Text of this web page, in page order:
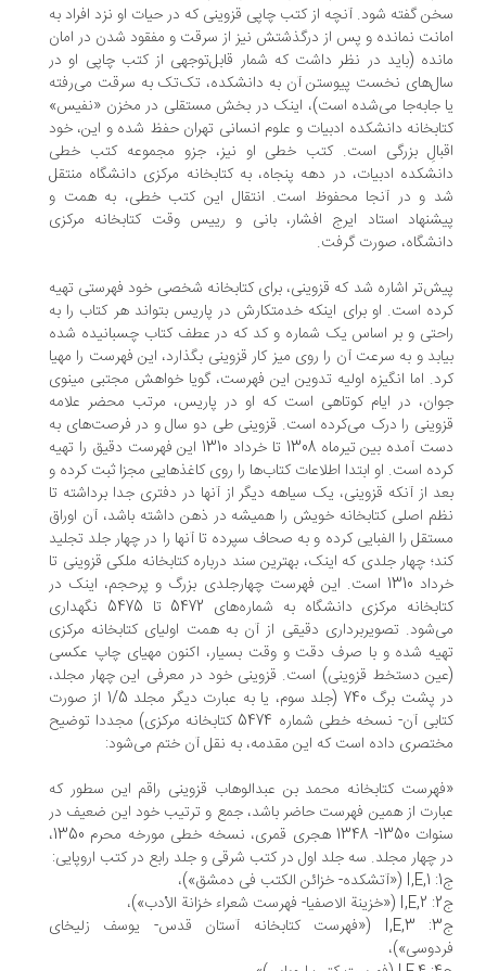
گفته شود. آنچه از کتب چاپی قزوینی که در حیات او نزد افراد به
نمانده و پس از درگذشتش نیز از سرقت و مفقود شدن در امان
(باید در نظر داشت که شمار قابل‌توجهی از کتب چاپی او در
نخست پیوستن آن به دانشکده، تک‌تک به سرقت می‌رفته
جابه‌جا می‌شده است)، اینک در بخش مستقلی در مخزن «نفیس»
دانشکده ادبیات و علوم انسانی تهران حفظ شده و این، خود
بزرگی است. کتب خطی او نیز، جزو مجموعه کتب خطی
ادبیات، در دهه پنجاه، به کتابخانه مرکزی دانشگاه منتقل
و در آنجا محفوظ است. انتقال این کتب خطی، به همت و
استاد ایرج افشار، بانی و رییس وقت کتابخانه مرکزی
صورت گرفت.
اشاره شد که قزوینی، برای کتابخانه شخصی خود فهرستی تهیه
است. او برای اینکه خدمتکارش در پاریس بتواند هر کتاب را به
و بر اساس یک شماره و کد که در عطف کتاب چسبانیده شده
و به سرعت آن را روی میز کار قزوینی بگذارد، این فهرست را مهیا
اما انگیزه اولیه تدوین این فهرست، گویا خواهش مجتبی مینوی
در ایام کوتاهی است که او در پاریس، مرتب محضر علامه
را درک می‌کرده است. قزوینی طی دو سال و در فرصت‌های به
دست آمده بین تیرماه 1308 تا خرداد 1310 این فهرست دقیق را تهیه
است. او ابتدا اطلاعات کتاب‌ها را روی کاغذهایی مجزا ثبت کرده و
از آنکه قزوینی، یک سیاهه دیگر از آنها در دفتری جدا برداشته تا
اصلی کتابخانه خویش را همیشه در ذهن داشته باشد، آن اوراق
را الفبایی کرده و به صحاف سپرده تا آنها را در چهار جلد تجلید
چهار جلدی که اینک، بهترین سند درباره کتابخانه ملکی قزوینی تا
خرداد 1310 است. این فهرست چهارجلدی بزرگ و پرحجم، اینک در
کتابخانه مرکزی دانشگاه به شماره‌های 5472 تا 5475 نگهداری
تصویربرداری دقیقی از آن به همت اولیای کتابخانه مرکزی
شده و با صرف دقت و وقت بسیار، اکنون مهیای چاپ عکسی
دستخط قزوینی) است. قزوینی خود در معرفی این چهار مجلد،
در پشت برگ 740 (جلد سوم، یا به عبارت دیگر مجلد 1/5 از صورت
کتابی آن- نسخه خطی شماره 5474 کتابخانه مرکزی) مجددا توضیح
داده است که این مقدمه، به نقل آن ختم می‌‌شود:
کتابخانه محمد بن عبدالوهاب قزوینی راقم این سطور که
از همین فهرست حاضر باشد، جمع و ترتیب خود این ضعیف در
سنوات 1350- 1348 هجری قمری، نسخه خطی مورخه محرم 1350،
چهار مجلد. سه جلد اول در کتب شرقی و جلد رابع در کتب اروپایی:
ج3: I,E,3 («فهرست کتابخانه آستان قدس- یوسف زلیخای